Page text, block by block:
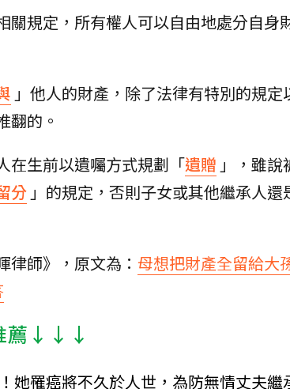
關規定，所有權人可以自由地處分自
」他人的財產，除了法律有特別的規
翻的。
在生前以遺囑方式規劃「遺贈 」，雖
分 」的規定，否則子女或其他繼承人
律師》，原文為： 母想把財產全留給大
薦↓↓↓
她罹癌將不久於人世，為防無情丈夫